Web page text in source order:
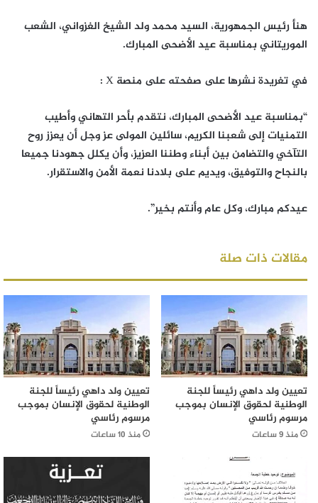
هنأ رئيس الجمهورية، السيد محمد ولد الشيخ الغزواني، الشعب
الموريتاني بمناسبة عيد الأضحى المبارك.
في تغريدة نشرها على صفحته على منصة X :
“بمناسبة عيد الأضحى المبارك، نتقدم بأحر التهاني وأطيب
التمنيات إلى شعبنا الكريم، سائلين المولى عز وجل أن يعزز روح
التآخي والتضامن بين أبناء وطننا العزيز، وأن يكلل جهودنا جميعا
بالنجاح والتوفيق، ويديم على بلادنا نعمة الأمن والاستقرار.
عيدكم مبارك، وكل عام وأنتم بخير”.
مقالات ذات صلة
تعيين ولد داهي رئيساً للجنة
الوطنية لحقوق الإنسان بموجب
مرسوم رئاسي
منذ 9 ساعات
تعيين ولد داهي رئيساً للجنة
الوطنية لحقوق الإنسان بموجب
مرسوم رئاسي
منذ 10 ساعات